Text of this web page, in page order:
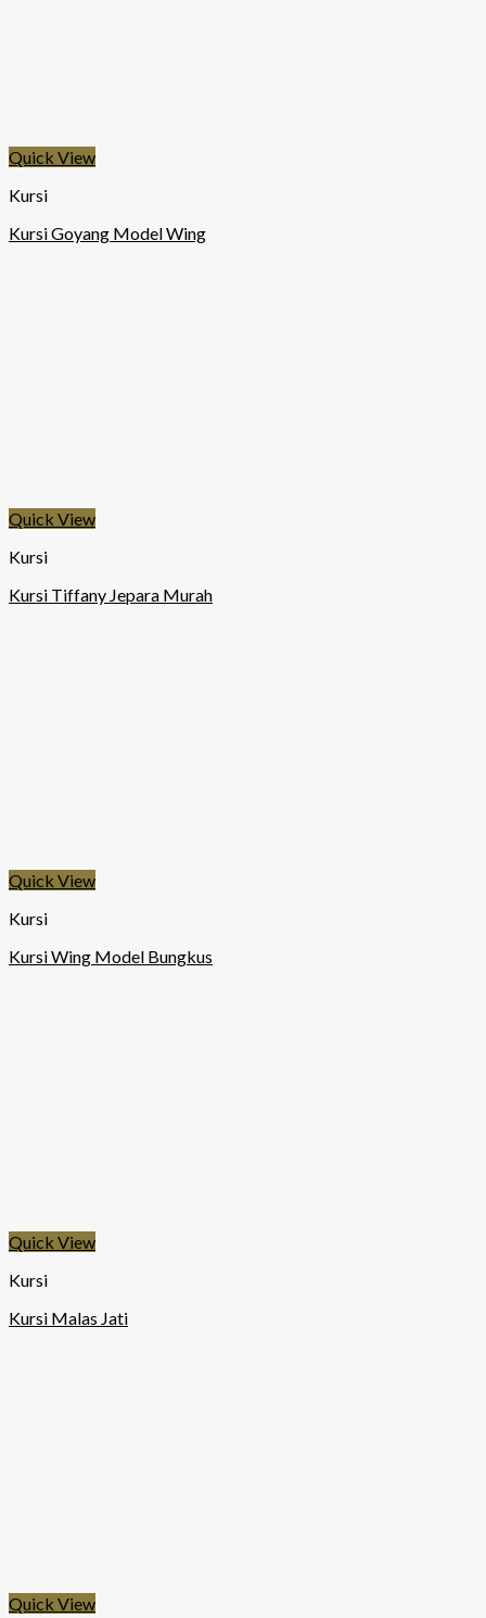
Quick View
Kursi
Kursi Goyang Model Wing
Quick View
Kursi
Kursi Tiffany Jepara Murah
Quick View
Kursi
Kursi Wing Model Bungkus
Quick View
Kursi
Kursi Malas Jati
Quick View